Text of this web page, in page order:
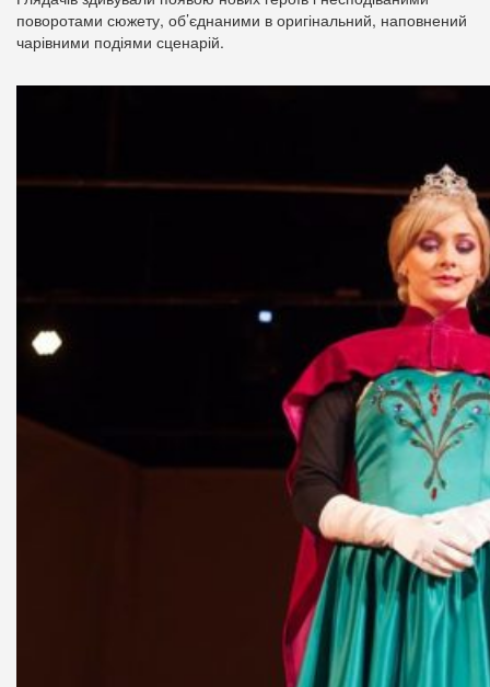
поворотами сюжету, об’єднаними в оригінальний, наповнений
чарівними подіями сценарій.